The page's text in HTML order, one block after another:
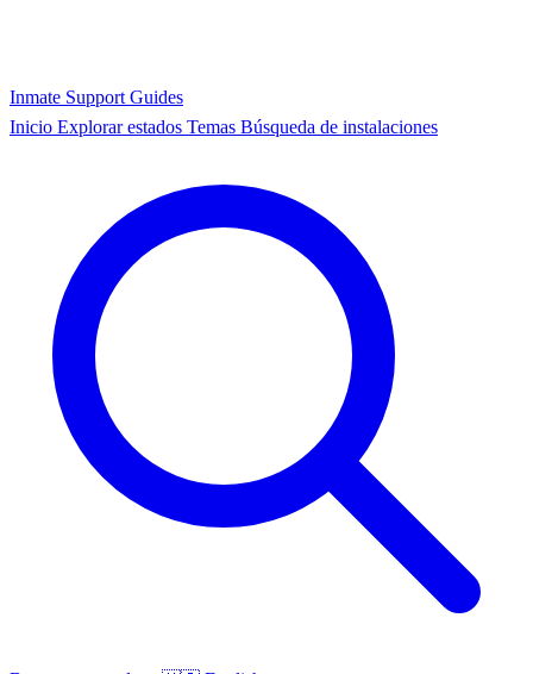
Inmate Support Guides
Inicio Explorar estados Temas Búsqueda de instalaciones